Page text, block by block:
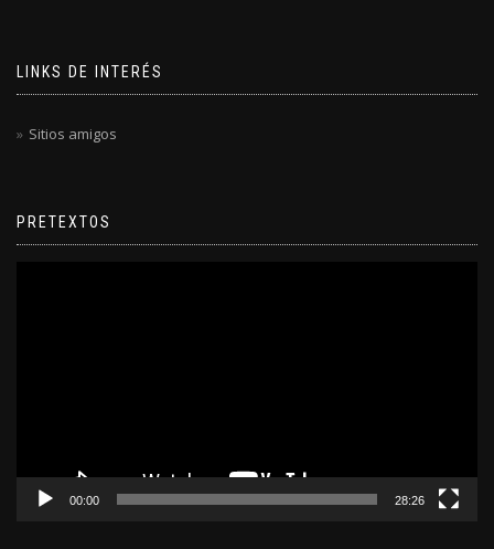
LINKS DE INTERÉS
Sitios amigos
PRETEXTOS
00:00 28:26